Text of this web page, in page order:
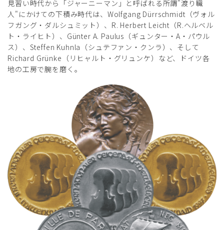
見習い時代から「ジャーニーマン」と呼ばれる所謂"渡り職
人"にかけての下積み時代は、Wolfgang Dürrschmidt（ヴォル
フガング・ダルシュミット）、R. Herbert Leicht（R.ヘルベル
ト・ライヒト）、Günter A. Paulus（ギュンター・A・パウル
ス）、Steffen Kuhnla（シュテファン・クンラ）、そして
Richard Grünke（リヒャルト・グリュンケ）など、ドイツ各
地の工房で腕を磨く。